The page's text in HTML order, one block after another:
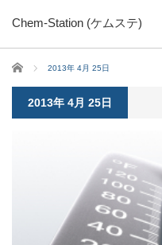
Chem-Station (ケムステ)
ホーム 2013年 4月 25日
2013年 4月 25日